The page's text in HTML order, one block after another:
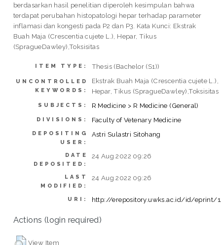
berdasarkan hasil penelitian diperoleh kesimpulan bahwa
terdapat perubahan histopatologi hepar terhadap parameter
inflamasi dan kongesti pada P2 dan P3. Kata Kunci: Ekstrak
Buah Maja (Crescentia cujete L.), Hepar, Tikus
(SpragueDawley),Toksisitas
ITEM TYPE: Thesis (Bachelor (S1))
UNCONTROLLED
KEYWORDS:
Ekstrak Buah Maja (Crescentia cujete L.),
Hepar, Tikus (SpragueDawley),Toksisitas
SUBJECTS: R Medicine > R Medicine (General)
DIVISIONS: Faculty of Vetenary Medicine
DEPOSITING
USER:
Astri Sulastri Sitohang
DATE
DEPOSITED:
24 Aug 2022 09:26
LAST
MODIFIED:
24 Aug 2022 09:26
URI: http://erepository.uwks.ac.id/id/eprint/
Actions (login required)
View Item